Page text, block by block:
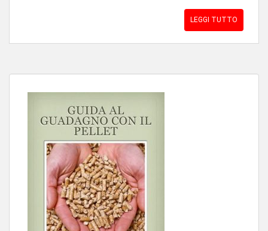
LEGGI TUTTO